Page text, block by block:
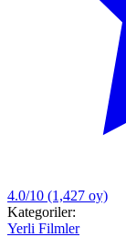
4.0/10 (1,427 oy)
Kategoriler:
Yerli Filmler